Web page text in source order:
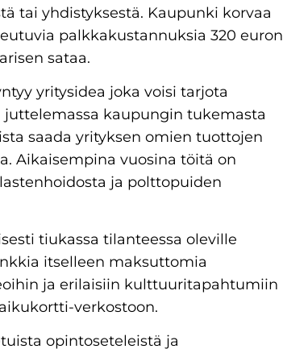
tai yhdistyksestä. Kaupunki korvaa
palkkakustannuksia 320 euron
sataa.
yritysidea joka voisi tarjota
juttelemassa kaupungin tukemasta
saada yrityksen omien tuottojen
Aikaisempina vuosina töitä on
ja polttopuiden
tiukassa tilanteessa oleville
itselleen maksuttomia
ja erilaisiin kulttuuritapahtumiin
verkostoon.
opintoseteleistä ja